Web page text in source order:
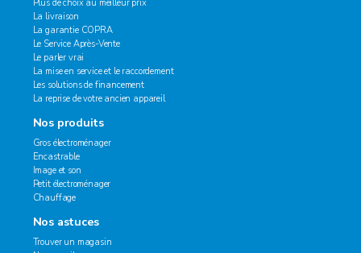
Plus de choix au meilleur prix
La livraison
La garantie COPRA
Le Service Après-Vente
Le parler vrai
La mise en service et le raccordement
Les solutions de financement
La reprise de votre ancien appareil
Nos produits
Gros électroménager
Encastrable
Image et son
Petit électroménager
Chauffage
Nos astuces
Trouver un magasin